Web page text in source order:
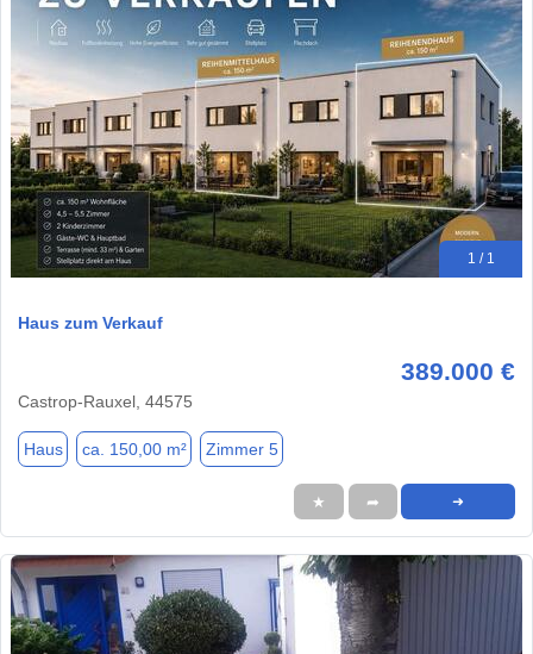
1 / 1
Haus zum Verkauf
389.000 €
Castrop-Rauxel, 44575
Haus ca. 150,00 m² Zimmer 5
★ ➦ ➜